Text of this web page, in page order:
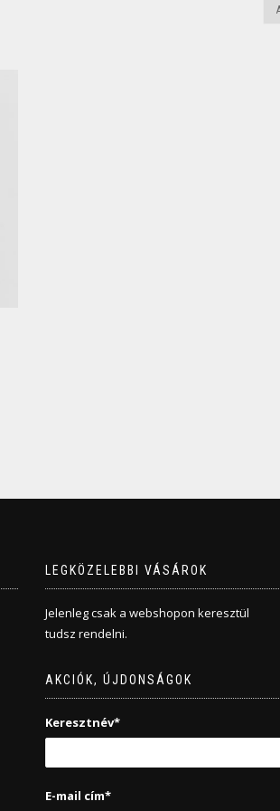
LEGKÖZELEBBI VÁSÁROK
Jelenleg csak a webshopon keresztül
tudsz rendelni.
AKCIÓK, ÚJDONSÁGOK
Keresztnév*
E-mail cím*